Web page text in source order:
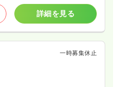
詳細を見る
一時募集休止